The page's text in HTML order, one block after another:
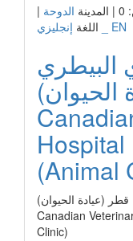
الدوحة |
اللغة إنجليزي _ EN
البيطري
الحيوان)
(Animal
(عيادة الحيوان)
Canadian
Clinic)